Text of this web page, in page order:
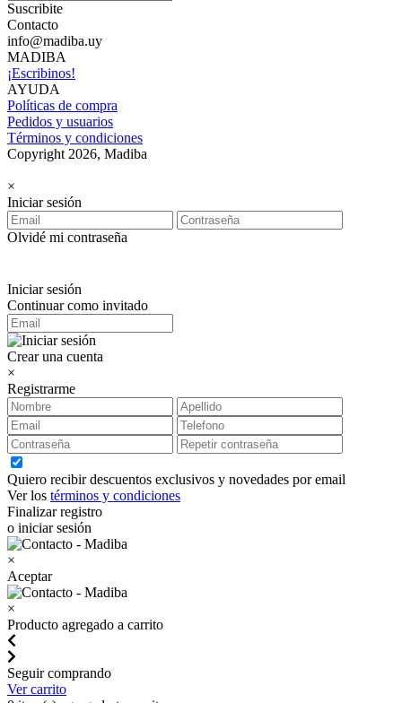
Suscribite
Contacto
info@madiba.uy
MADIBA
¡Escribinos!
AYUDA
Políticas de compra
Pedidos y usuarios
Términos y condiciones
Copyright 2026, Madiba
×
Iniciar sesión
Olvidé mi contraseña
Iniciar sesión
Continuar como invitado
Crear una cuenta
×
Registrarme
Quiero recibir descuentos exclusivos y novedades por email
Ver los términos y condiciones
Finalizar registro
o iniciar sesión
×
Aceptar
×
Producto agregado a carrito
Seguir comprando
Ver carrito